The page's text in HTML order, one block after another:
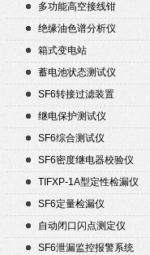
多功能高空接线钳
绝缘油色谱分析仪
箱式变电站
蓄电池状态测试仪
SF6转接过滤装置
继电保护测试仪
SF6综合测试仪
SF6密度继电器校验仪
TIFXP-1A型定性检漏仪
SF6定量检漏仪
自动闭口闪点测定仪
SF6泄漏监控报警系统